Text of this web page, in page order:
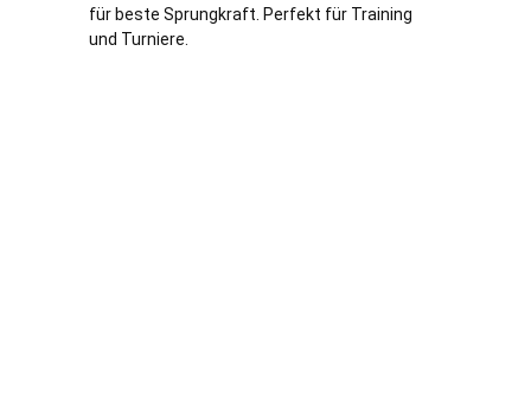
für beste Sprungkraft. Perfekt für Training
und Turniere.